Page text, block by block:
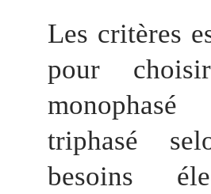
Les critères
pour
triphasé
besoins